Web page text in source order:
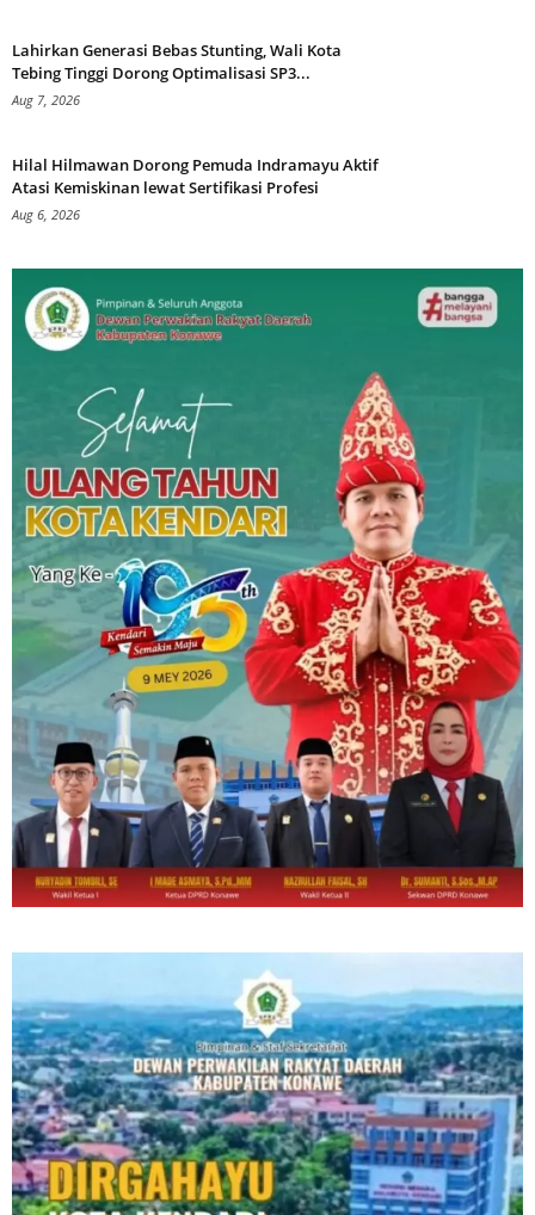
Lahirkan Generasi Bebas Stunting, Wali Kota
Tebing Tinggi Dorong Optimalisasi SP3...
Aug 7, 2026
Hilal Hilmawan Dorong Pemuda Indramayu Aktif
Atasi Kemiskinan lewat Sertifikasi Profesi
Aug 6, 2026